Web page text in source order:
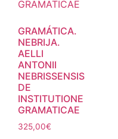
GRAMÁTICA.
NEBRIJA.
AELLI
ANTONII
NEBRISSENSIS
DE
INSTITUTIONE
GRAMATICAE
325,00€